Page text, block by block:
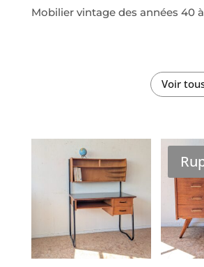
Mobilier vintage des années 40
Voir